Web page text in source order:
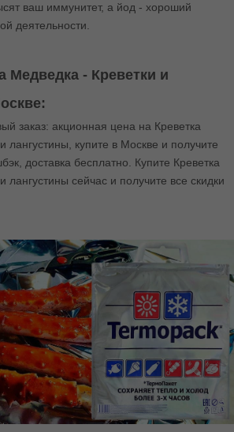
ваш иммунитет, а йод - хороший
деятельности.
Медведка - Креветки и
заказ: акционная цена на Креветка
лангустины, купите в Москве и получите
доставка бесплатно. Купите Креветка
лангустины сейчас и получите все скидки